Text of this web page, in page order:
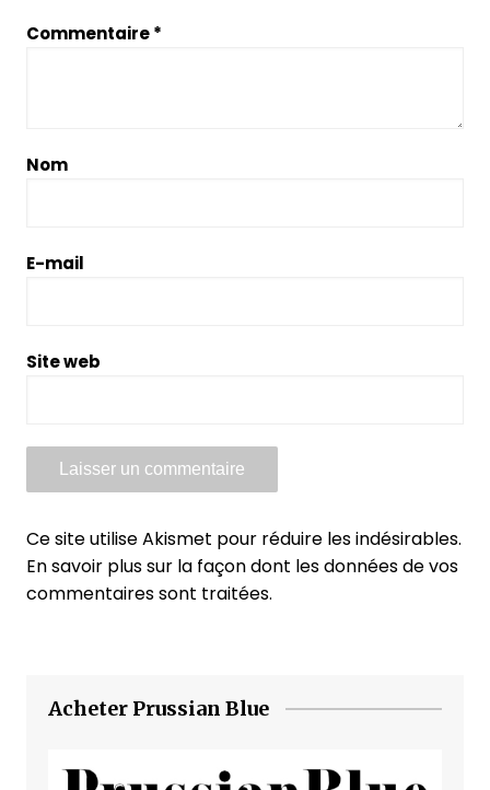
Commentaire*
Nom
E-mail
Site web
Ce site utilise Akismet pour réduire les indésirables.
En savoir plus sur la façon dont les données de vos
commentaires sont traitées.
Acheter Prussian Blue